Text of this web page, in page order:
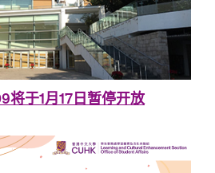
将于1月17日暂停开放